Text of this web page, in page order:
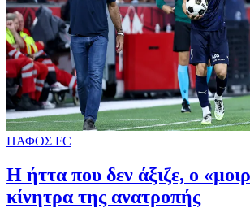
ΠΑΦΟΣ FC
Η ήττα που δεν άξιζε, ο
κίνητρα της ανατροπής